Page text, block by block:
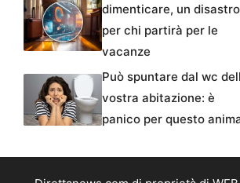
dimenticare, un disastro
per chi partirà per le
vacanze
Può spuntare dal wc
vostra abitazione: è
panico per questo